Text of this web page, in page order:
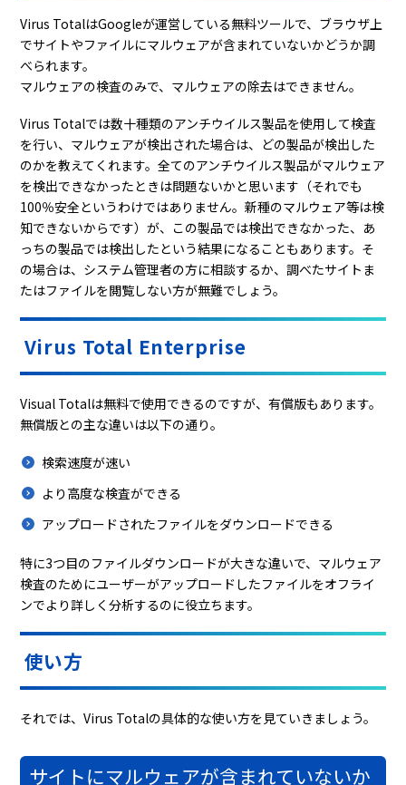
Virus TotalはGoogleが運営している無料ツールで、ブラウザ上
でサイトやファイルにマルウェアが含まれていないかどうか調
べられます。
マルウェアの検査のみで、マルウェアの除去はできません。
Virus Totalでは数十種類のアンチウイルス製品を使用して検査
を行い、マルウェアが検出された場合は、どの製品が検出した
のかを教えてくれます。全てのアンチウイルス製品がマルウェア
を検出できなかったときは問題ないかと思います（それでも
100％安全というわけではありません。新種のマルウェア等は検
知できないからです）が、この製品では検出できなかった、あ
っちの製品では検出したという結果になることもあります。そ
の場合は、システム管理者の方に相談するか、調べたサイトま
たはファイルを閲覧しない方が無難でしょう。
Virus Total Enterprise
Visual Totalは無料で使用できるのですが、有償版もあります。
無償版との主な違いは以下の通り。
検索速度が速い
より高度な検査ができる
アップロードされたファイルをダウンロードできる
特に3つ目のファイルダウンロードが大きな違いで、マルウェア
検査のためにユーザーがアップロードしたファイルをオフライ
ンでより詳しく分析するのに役立ちます。
使い方
それでは、Virus Totalの具体的な使い方を見ていきましょう。
サイトにマルウェアが含まれていないか